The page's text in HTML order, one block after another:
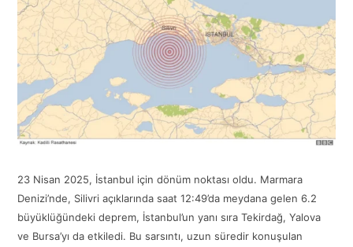
23 Nisan 2025, İstanbul için dönüm noktası oldu. Marmara
Denizi’nde, Silivri açıklarında saat 12:49’da meydana gelen 6.2
büyüklüğündeki deprem, İstanbul’un yanı sıra Tekirdağ, Yalova
ve Bursa’yı da etkiledi. Bu sarsıntı, uzun süredir konuşulan